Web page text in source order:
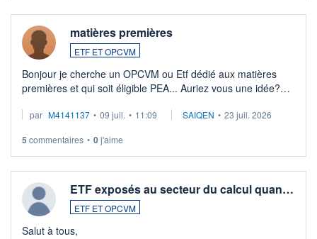
matières premières
ETF ET OPCVM
Bonjour je cherche un OPCVM ou Etf dédié aux matières
premières et qui soit éligible PEA... Auriez vous une idée?
par M4141137 • 09 juil. • 11:09 SAIQEN • 23 juil. 2026
5 commentaires • 0j'aime
ETF exposés au secteur du calcul quan…
ETF ET OPCVM
Salut à tous,